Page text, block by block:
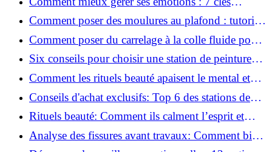
pratiques
Comment poser des moulures au plafond : tutoriel
vidéo pas à pas ?
Comment poser du carrelage à la colle fluide pour
un rendu professionnel ?
Six conseils pour choisir une station de peinture
basse pression
Comment les rituels beauté apaisent le mental et
créent des moments pour soi ?
Conseils d'achat exclusifs: Top 6 des stations de
peinture basse pression incontournables!
Rituels beauté: Comment ils calment l’esprit et
chouchoutent votre âme!
Analyse des fissures avant travaux: Comment bien
préparer vos surfaces!